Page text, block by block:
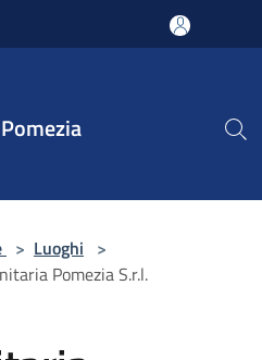
> Luoghi >
Pomezia S.r.l.